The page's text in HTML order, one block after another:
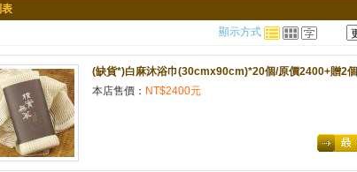
顯示方式
(缺貨*)白麻沐浴巾(30cmx90cm)*20個/原價2400+贈2個
本店售價： NT$2400元